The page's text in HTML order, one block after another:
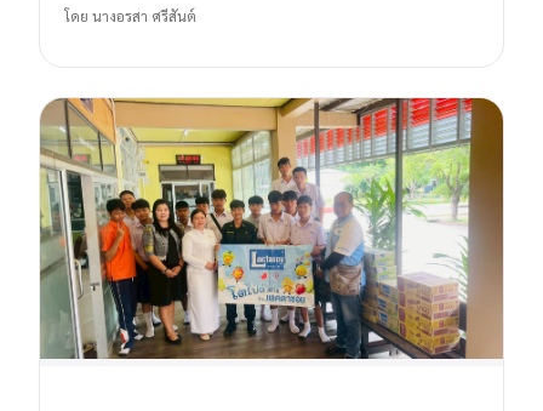
โดย นางอรสา ศรีสันต์